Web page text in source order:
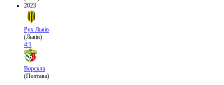
2023
Рух Львів
(Львів)
4:1
Ворскла
(Полтава)